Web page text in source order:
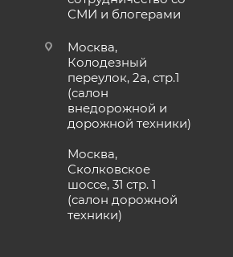
СМИ и блогерами
Москва,
Колодезный
переулок, 2а, стр.1
(салон
внедорожной и
дорожной техники)
Москва,
Сколковское
шоссе, 31 стр. 1
(салон дорожной
техники)